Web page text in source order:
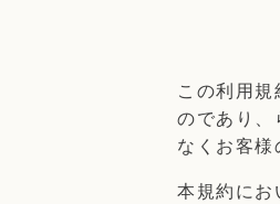
この利用
のであり
なくお客
本規約に